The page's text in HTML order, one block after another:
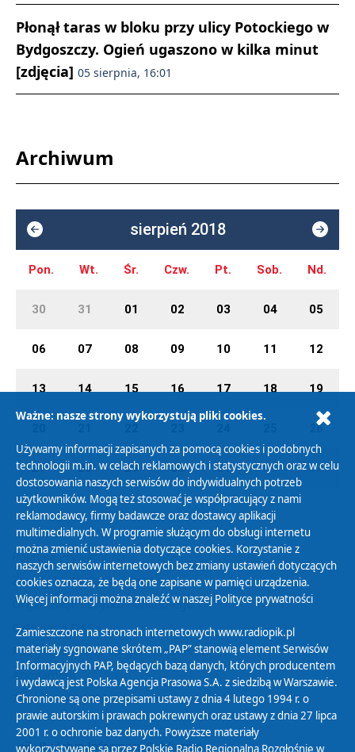
Płonął taras w bloku przy ulicy Potockiego w
Bydgoszczy. Ogień ugaszono w kilka minut
[zdjęcia] 05 sierpnia, 16:01
Archiwum
sierpień 2018
Pon. Wt. Śr. Czw. Pt. Sob. Nd.
30 31 01 02 03 04 05
06 07 08 09 10 11 12
13 14 15 16 17 18 19
26
27 28 29 30 31 01 02
Polityka Prywatności
Zasady korzystania z Serwisu
Organizacje Pożytku Publicznego
Cyfryzacja DAB+
Polityka ochrony danych osobowych
Abonament
Zamówienia publiczne
Biuletyn Informacji Publicznej
Ważne: nasze strony wykorzystują pliki cookies.
Używamy informacji zapisanych za pomocą cookies i podobnych
technologii m.in. w celach reklamowych i statystycznych oraz w celu
dostosowania naszych serwisów do indywidualnych potrzeb
użytkowników. Mogą też stosować je współpracujący z nami
reklamodawcy, firmy badawcze oraz dostawcy aplikacji
multimedialnych. W programie służącym do obsługi internetu
można zmienić ustawienia dotyczące cookies. Korzystanie z
naszych serwisów internetowych bez zmiany ustawień dotyczących
cookies oznacza, że będą one zapisane w pamięci urządzenia.
Więcej informacji można znaleźć w naszej Polityce prywatności
Zamieszczone na stronach internetowych www.radiopik.pl
materiały sygnowane skrótem „PAP” stanowią element Serwisów
Informacyjnych PAP, będących bazą danych, których producentem
i wydawcą jest Polska Agencja Prasowa S.A. z siedzibą w Warszawie.
Chronione są one przepisami ustawy z dnia 4 lutego 1994 r. o
prawie autorskim i prawach pokrewnych oraz ustawy z dnia 27 lipca
2001 r. o ochronie baz danych. Powyższe materiały
wykorzystywane są przez Polskie Radio Regionalną Rozgłośnię w